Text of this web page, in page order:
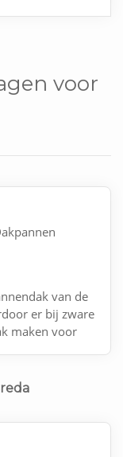
voor
van de
er bij zware
maken voor